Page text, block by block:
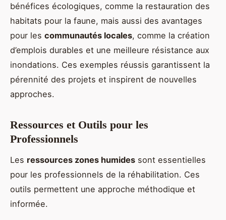
bénéfices écologiques, comme la restauration des
habitats pour la faune, mais aussi des avantages
pour les communautés locales, comme la création
d’emplois durables et une meilleure résistance aux
inondations. Ces exemples réussis garantissent la
pérennité des projets et inspirent de nouvelles
approches.
Ressources et Outils pour les
Professionnels
Les ressources zones humides sont essentielles
pour les professionnels de la réhabilitation. Ces
outils permettent une approche méthodique et
informée.